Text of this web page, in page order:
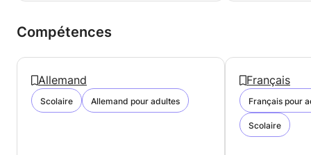
Compétences
Allemand
Scolaire Allemand pour adultes
Français
Français pour
Scolaire